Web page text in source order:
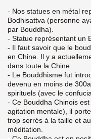
- Nos statues en métal
Bodhisattva (personne
par Bouddha).
- Statue représentant un
- Il faut savoir que le
en Chine. Il y a
dans toute la Chine.
- Le Bouddhisme fut
devenu en moins de
spirituels (avec le
- Ce Bouddha Chinois
agitation mentale), il
trop serrés à la taille et
méditation.